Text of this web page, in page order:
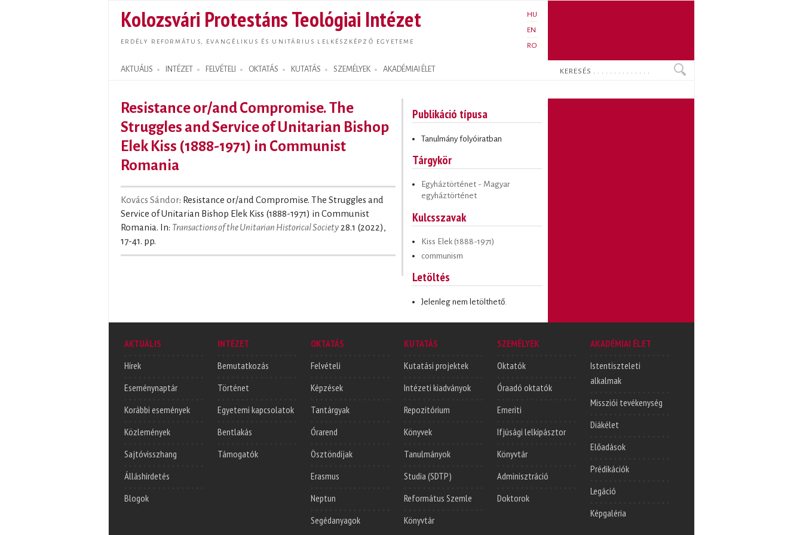
tartalomra
Kolozsvári Protestáns Teológiai Intézet
ERDÉLY REFORMÁTUS, EVANGÉLIKUS ÉS UNITÁRIUS LELKÉSZKÉPZŐ EGYETEME
HU
EN
RO
AKTUÁLIS INTÉZET FELVÉTELI OKTATÁS KUTATÁS SZEMÉLYEK AKADÉMIAI ÉLET
Search form
Keresés
Resistance or/and Compromise. The
Struggles and Service of Unitarian Bishop
Elek Kiss (1888-1971) in Communist
Romania
Kovács Sándor: Resistance or/and Compromise. The Struggles and
Service of Unitarian Bishop Elek Kiss (1888-1971) in Communist
Romania. In: Transactions of the Unitarian Historical Society 28.1 (2022),
17-41. pp.
Publikáció típusa
Tanulmány folyóiratban
Tárgykör
Egyháztörténet - Magyar
egyháztörténet
Kulcsszavak
Kiss Elek (1888-1971)
communism
Letöltés
Jelenleg nem letölthető.
AKTUÁLIS
Hírek
Eseménynaptár
Korábbi események
Közlemények
Sajtóvisszhang
Álláshirdetés
Blogok
INTÉZET
Bemutatkozás
Történet
Egyetemi kapcsolatok
Bentlakás
Támogatók
OKTATÁS
Felvételi
Képzések
Tantárgyak
Órarend
Ösztöndíjak
Erasmus
Neptun
Segédanyagok
KUTATÁS
Kutatási projektek
Intézeti kiadványok
Repozitórium
Könyvek
Tanulmányok
Studia (SDTP)
Református Szemle
Könyvtár
SZEMÉLYEK
Oktatók
Óraadó oktatók
Emeriti
Ifjúsági lelkipásztor
Könyvtár
Adminisztráció
Doktorok
AKADÉMIAI ÉLET
Istentiszteleti
alkalmak
Missziói tevékenység
Diákélet
Előadások
Prédikációk
Legáció
Képgaléria